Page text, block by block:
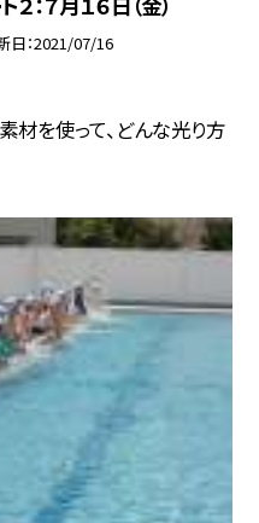
日 2021/07/16
を使って、どんな光り方